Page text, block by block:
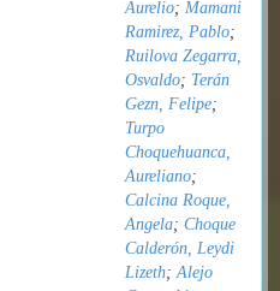
Aurelio; Mamani
Ramirez, Pablo;
Ruilova Zegarra,
Osvaldo; Terán
Gezn, Felipe;
Turpo
Choquehuanca,
Aureliano;
Calcina Roque,
Angela; Choque
Calderón, Leydi
Lizeth;Alejo